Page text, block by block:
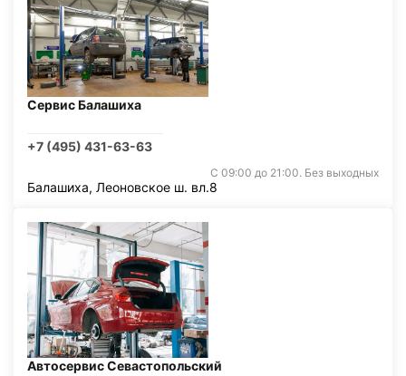
Сервис Балашиха
+7 (495) 431-63-63
С 09:00 до 21:00. Без выходных
Балашиха, Леоновское ш. вл.8
Автосервис Севастопольский